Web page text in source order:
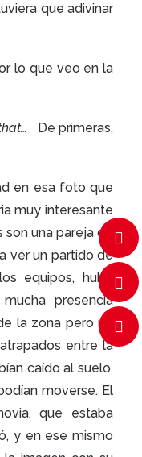
que adivinar
lo que veo en la
De primeras,
en esa foto que
muy interesante
una pareja de
ver un partido de
equipos, hubo
presencia
la zona pero no
entre la
caído al suelo,
moverse. El
que estaba
y en ese mismo